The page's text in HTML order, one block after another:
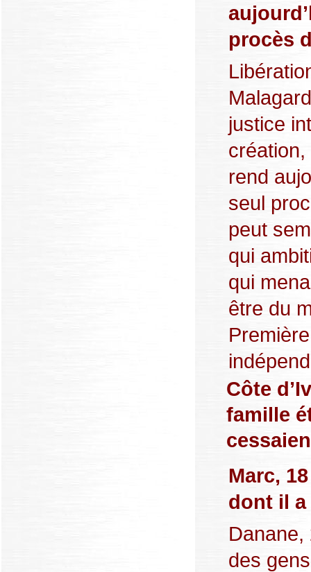
procès
justice
rend
seul
peut
qui
qui
être du
Côte
famille
Marc,
dont il
Danane,
des